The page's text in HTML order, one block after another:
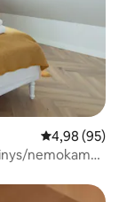
Vidutinis
4,98 (95)
nemokama